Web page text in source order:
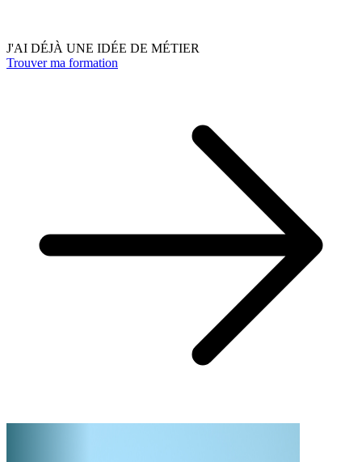
J'AI DÉJÀ UNE IDÉE DE MÉTIER
Trouver ma formation